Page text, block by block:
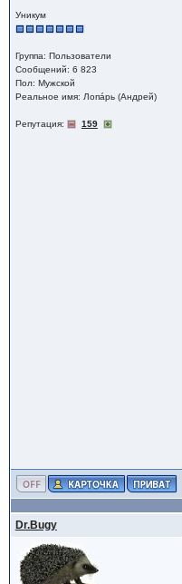
Уникум
Группа: Пользователи
Сообщений: 6 823
Пол: Мужской
Реальное имя: Лопáрь (Андрей)
Репутация: 159
Dr.Bugy